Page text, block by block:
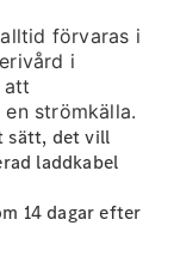
förvaras i
i
att
strömkälla.
sätt, det vill
laddkabel
14 dagar efter